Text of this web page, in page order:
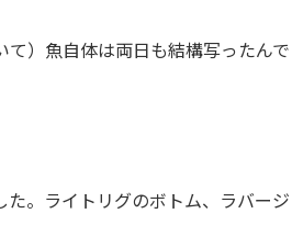
）魚自体は両日も結構写ったんで
。ライトリグのボトム、ラバージ